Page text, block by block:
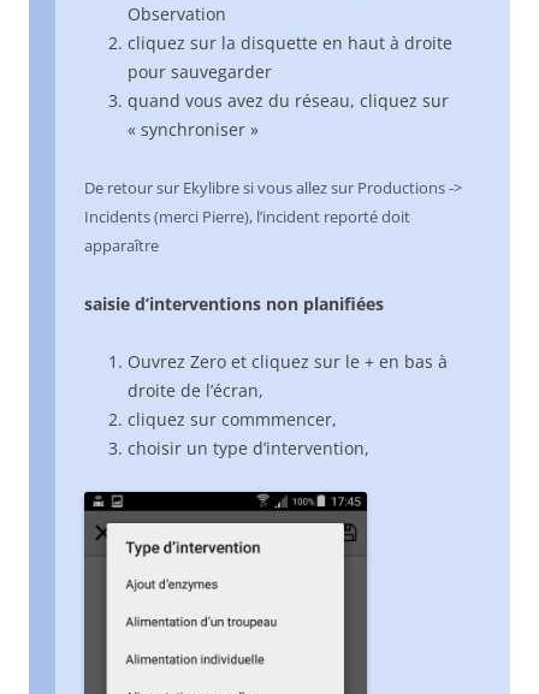
Observation
cliquez sur la disquette en haut à droite
pour sauvegarder
quand vous avez du réseau, cliquez sur
« synchroniser »
De retour sur Ekylibre si vous allez sur Productions ->
Incidents (merci Pierre), l’incident reporté doit
apparaître
saisie d’interventions non planifiées
Ouvrez Zero et cliquez sur le + en bas à
droite de l’écran,
cliquez sur commmencer,
choisir un type d’intervention,